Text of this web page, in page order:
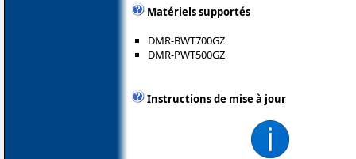
Matériels supportés
DMR-BWT700GZ
DMR-PWT500GZ
Instructions de mise à jour